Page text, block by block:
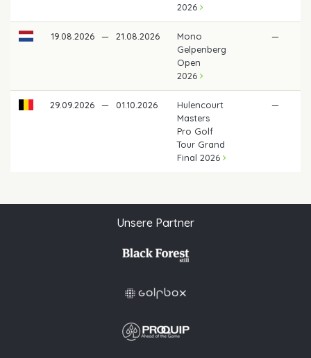
2026
19.08.2026 — 21.08.2026
Mono
Gelpenberg
Open
2026
—
29.09.2026 — 01.10.2026
Hulencourt
Masters
Pro Golf
Tour Grand
Final 2026
—
Unsere Partner